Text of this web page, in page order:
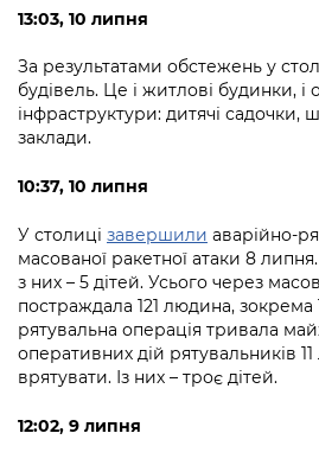
Підприємства, установи,
Kyiv International Relations
Річні звіти
Київська міська військова
Портал Захисників та
Безбар'єрність
Портал послуг
Міський застосунок Київ
Важливе під час воєнного
Уряд» – місцевий рівень»
Важливе під час воєнного
Про відкриті дані
Портал даних Києва
Публічні дашборди
13:03, 10 липня
За результатами обстежень у
будівель. Це і житлові будинки, і
інфраструктури: дитячі садочки,
заклади.
10:37, 10 липня
У столиці завершили аварійно-
масованої ракетної атаки 8
з них – 5 дітей. Усього через
постраждала 121 людина, зокрема
рятувальна операція тривала
оперативних дій рятувальників
врятувати. Із них – троє дітей.
12:02, 9 липня